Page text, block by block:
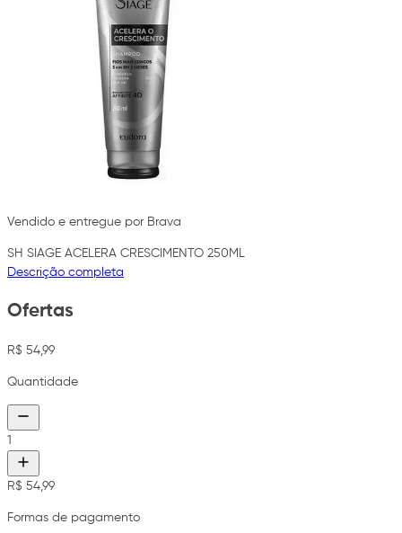
Vendido e entregue por Brava
SH SIAGE ACELERA CRESCIMENTO 250ML
Descrição completa
Ofertas
R$ 54,99
Quantidade
1
R$ 54,99
Formas de pagamento